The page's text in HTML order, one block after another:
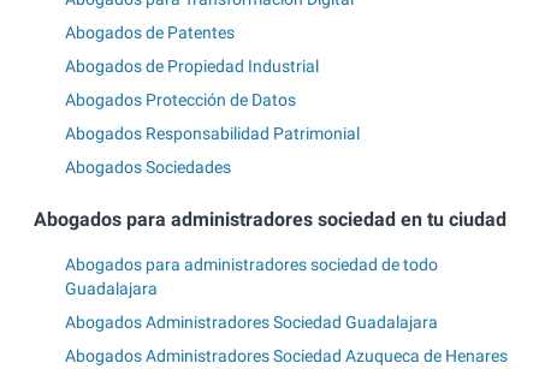
Abogados de Patentes
Abogados de Propiedad Industrial
Abogados Protección de Datos
Abogados Responsabilidad Patrimonial
Abogados Sociedades
Abogados para administradores sociedad en tu ciudad
Abogados para administradores sociedad de todo
Guadalajara
Abogados Administradores Sociedad Guadalajara
Abogados Administradores Sociedad Azuqueca de Henares